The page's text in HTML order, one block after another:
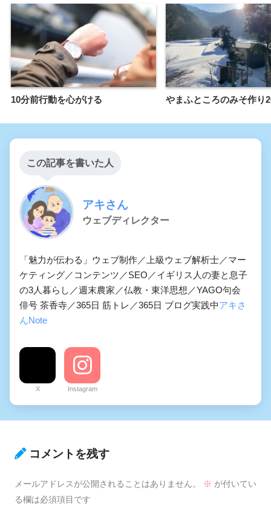
10分前行動を心がける やまふところのみそ作り
この記事を書いた人
アキさん
ウェブディレクター
「魅力が伝わる」ウェブ制作／上級ウェブ解析士／マー
ケティング／コンテンツ／SEO／イギリス人の妻と息子
の3人暮らし／週末農家／仏教・東洋思想／YAGO句会
俳号 茶香寺／365日 筋トレ／365日 ブログ実践中アキさ
んNote
X Instagram
コメントを残す
メールアドレスが公開されることはありません。 ※ が付いてい
る欄は必須項目です